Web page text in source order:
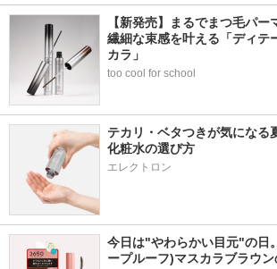
【新発売】まるでまつ毛パ
繊細な束感を叶える「ディテ
カラ」
too cool for school
テカリ・ベタつきが気になる
化粧水の選び方
エレクトロン
今日は"やわらかい目元"の日
ープルーフ)マスカラブラウ